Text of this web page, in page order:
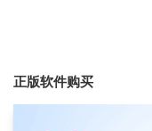
正版软件购买